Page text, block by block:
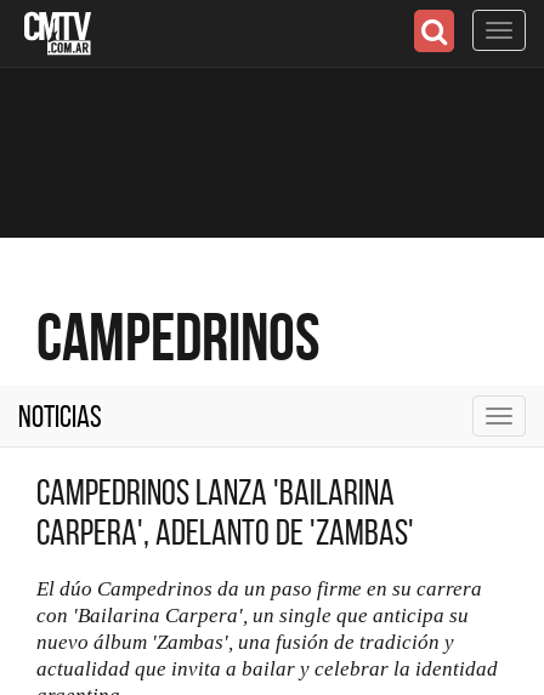
Campedrinos
Noticias
Campedrinos lanza 'Bailarina
Carpera', adelanto de 'Zambas'
El dúo Campedrinos da un paso firme en su carrera
con 'Bailarina Carpera', un single que anticipa su
nuevo álbum 'Zambas', una fusión de tradición y
actualidad que invita a bailar y celebrar la identidad